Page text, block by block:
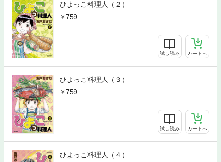
ひよっこ料理人（２）
759
試し読み カートへ
ひよっこ料理人（３）
759
試し読み カートへ
ひよっこ料理人（４）